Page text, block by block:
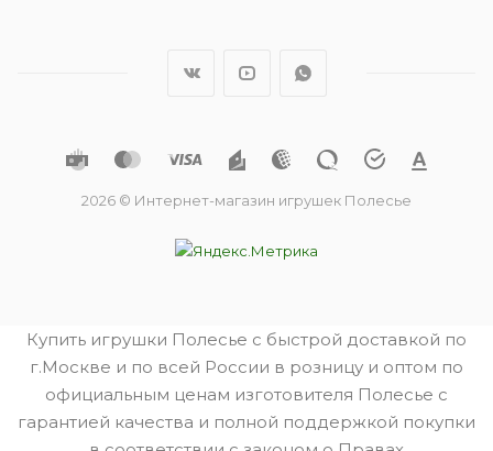
2026 © Интернет-магазин игрушек Полесье
Купить игрушки Полесье с быстрой доставкой по
г.Москве и по всей России в розницу и оптом по
официальным ценам изготовителя Полесье с
гарантией качества и полной поддержкой покупки